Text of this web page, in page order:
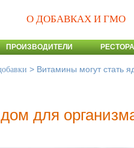
О ДОБАВКАХ И ГМО
ПРОИЗВОДИТЕЛИ
> Витамины могут стать
для